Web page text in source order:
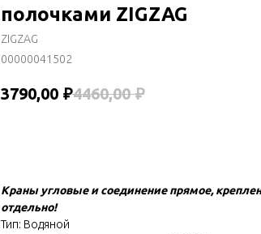
полочками ZIGZAG
ZIGZAG
00000041502
3790,00 ₽4460,00 ₽
Краны угловые и соединение прямое,
отдельно!
Тип: Водяной